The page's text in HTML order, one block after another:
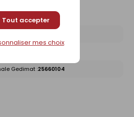
Tout accepter
mes choix
produit
:
Gedimat :25660104